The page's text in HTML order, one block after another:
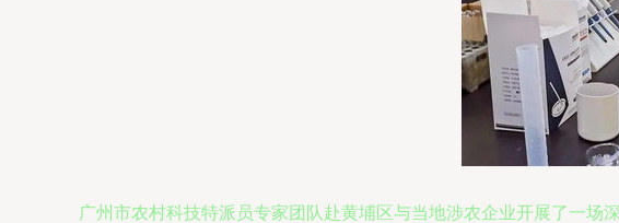
广州市农村科技特派员专家团队赴黄埔区与当地涉农企业开展了一场